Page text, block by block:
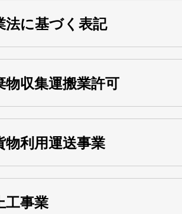
法に基づく表記
物収集運搬業許可
許可証番号：
13000155805
物利用運送事業
工事業